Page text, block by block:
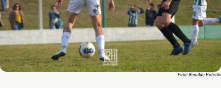
Foto: Ronaldo Hoferlin